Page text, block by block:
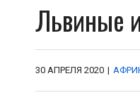
Львиные
30 АПРЕЛЯ 2020 |